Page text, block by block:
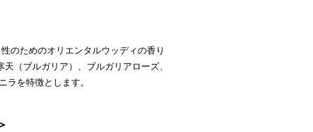
のためのオリエンタルウッディの香り
（ブルガリア）、ブルガリアローズ、
ラを特徴とします。